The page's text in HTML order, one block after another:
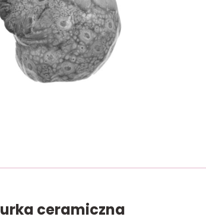
ceramiczna